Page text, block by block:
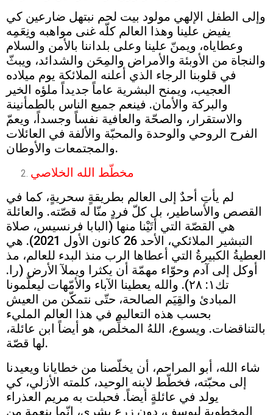
وإلى الطفل الإلهي مولود بيت لحم نبتهل ضارعين كي
يفيض علينا وهذا العالم كلّه غنى مواهبه ونِعَمِه
وعطاياه، ويمنّ علينا وعلى بلداننا بالأمن والسلام
والنجاة من الأوبئة والأمراض والمِحَن والشدائد، ويبثّ
في قلوبنا الرجاء الذي أعلنه الملائكة يوم ميلاده
العجيب، ويمنح البشرية عاماً جديداً ملؤه الخير
والبركة والأمان. فينعم جميع الناس بالطمأنينة
والاستقرار، والصحّة والعافية نفساً وجسداً، ويعمّ
الفرح الروحي والوحدة والمحبّة والألفة في العائلات
والمجتمعات والأوطان.
مخطّط الله الخلاصي
لم يأتِ أحدٌ إلى العالم بطريقةٍ سحريةٍ، كما في
القصص والأساطير، بل كلّ فردٍ منّا له قصّته. والعائلة
هي القصّة التي أتَيْنا منها (البابا فرنسيس، صلاة
التبشير الملائكي، الأحد 26 كانون الأول 2021). هي
العطيةُ الكبيرةُ التي أعطاها الرب منذ البدء للعالم، مذ
أوكل إلى آدم وحوّاء مهمّة أن يكثرا ويملآ الأرض (را.
تك١: ٢٨). والله يعطينا الآباء والأمّهات ليعلّمونا
المبادئ والقِيَم الصالحة، حتّى نتمكّن من العيش
بحسب هذه التعاليم في هذا العالم المليء
بالتناقضات. ويسوع، اللهُ المخلِّص، هو أيضاً ابن عائلة،
لها قصّة.
شاء الله، أبو المراحم، أن يخلّصنا من خطايانا ويعيدنا
إلى محبّته، فخطّط لابنه الوحيد، كلمته الأزلي، كي
يولد في عائلةٍ أيضاً. فحبلت به مريم العذراء
المخطوبة ليوسف، دون زرعٍ بشري، إنّما بنعمةٍ من